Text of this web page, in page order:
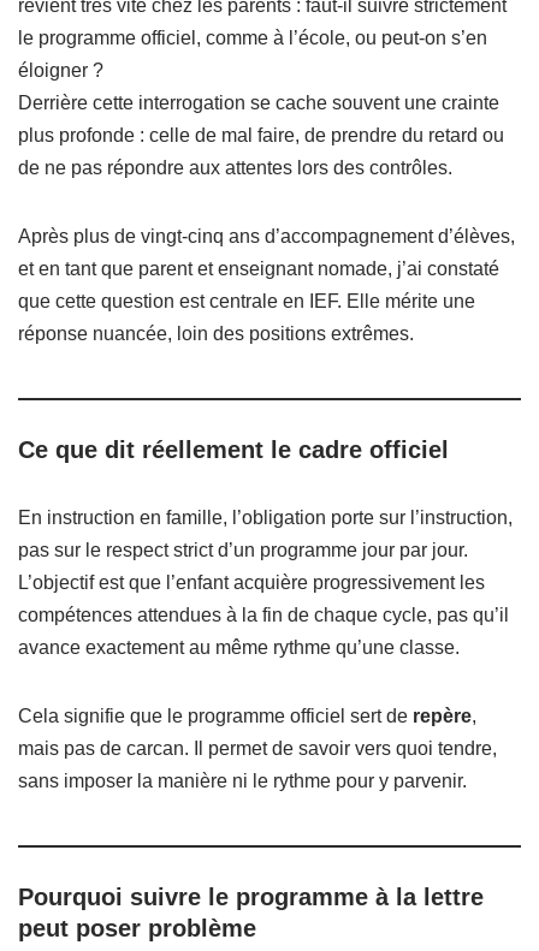
revient très vite chez les parents : faut-il suivre strictement
le programme officiel, comme à l’école, ou peut-on s’en
éloigner ?
Derrière cette interrogation se cache souvent une crainte
plus profonde : celle de mal faire, de prendre du retard ou
de ne pas répondre aux attentes lors des contrôles.
Après plus de vingt-cinq ans d’accompagnement d’élèves,
et en tant que parent et enseignant nomade, j’ai constaté
que cette question est centrale en IEF. Elle mérite une
réponse nuancée, loin des positions extrêmes.
Ce que dit réellement le cadre officiel
En instruction en famille, l’obligation porte sur l’instruction,
pas sur le respect strict d’un programme jour par jour.
L’objectif est que l’enfant acquière progressivement les
compétences attendues à la fin de chaque cycle, pas qu’il
avance exactement au même rythme qu’une classe.
Cela signifie que le programme officiel sert de repère,
mais pas de carcan. Il permet de savoir vers quoi tendre,
sans imposer la manière ni le rythme pour y parvenir.
Pourquoi suivre le programme à la lettre
peut poser problème